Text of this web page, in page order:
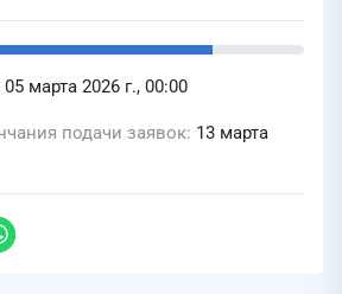
05 марта 2026 г., 00:00
подачи заявок 13 марта